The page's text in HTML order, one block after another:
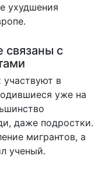
ухудшения
связаны с
участвуют в
уже на
даже подростки.
мигрантов, а
ученый.